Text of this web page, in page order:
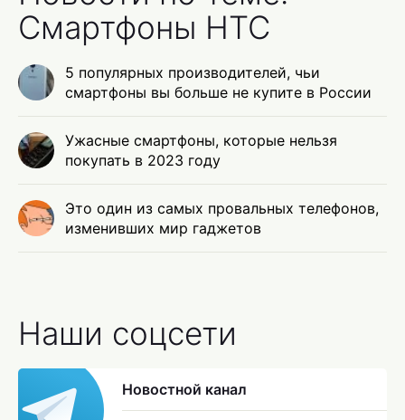
Смартфоны HTC
5 популярных производителей, чьи
смартфоны вы больше не купите в России
Ужасные смартфоны, которые нельзя
покупать в 2023 году
Это один из самых провальных телефонов,
изменивших мир гаджетов
Наши соцсети
Новостной канал